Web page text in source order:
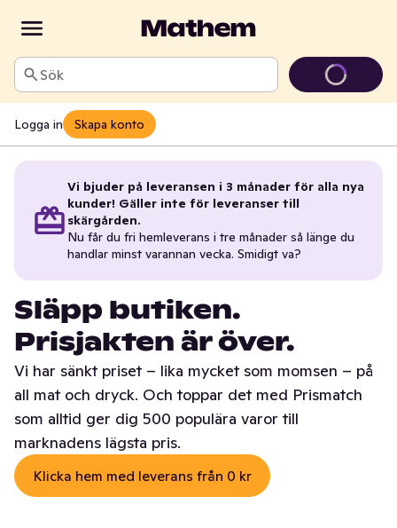
Sök
Logga in Skapa konto
Vi bjuder på leveransen i 3 månader för alla nya
kunder! Gäller inte för leveranser till
skärgården.
Nu får du fri hemleverans i tre månader så länge du
handlar minst varannan vecka. Smidigt va?
Släpp butiken.
Prisjakten är över.
Vi har sänkt priset – lika mycket som momsen – på
all mat och dryck. Och toppar det med Prismatch
som alltid ger dig 500 populära varor till
marknadens lägsta pris.
Klicka hem med leverans från 0 kr